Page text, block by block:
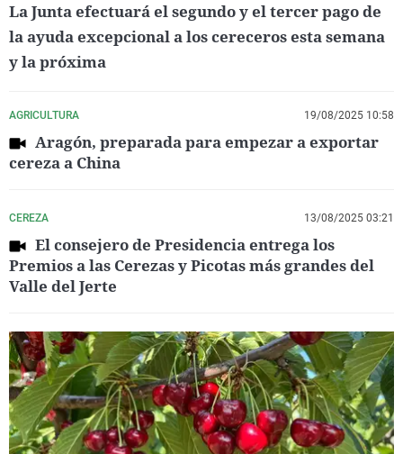
La Junta efectuará el segundo y el tercer pago de
la ayuda excepcional a los cereceros esta semana
y la próxima
AGRICULTURA 19/08/2025 10:58
Aragón, preparada para empezar a exportar
cereza a China
CEREZA 13/08/2025 03:21
El consejero de Presidencia entrega los
Premios a las Cerezas y Picotas más grandes del
Valle del Jerte